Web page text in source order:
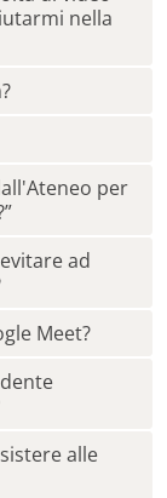
nella
per
ad
Meet?
alle